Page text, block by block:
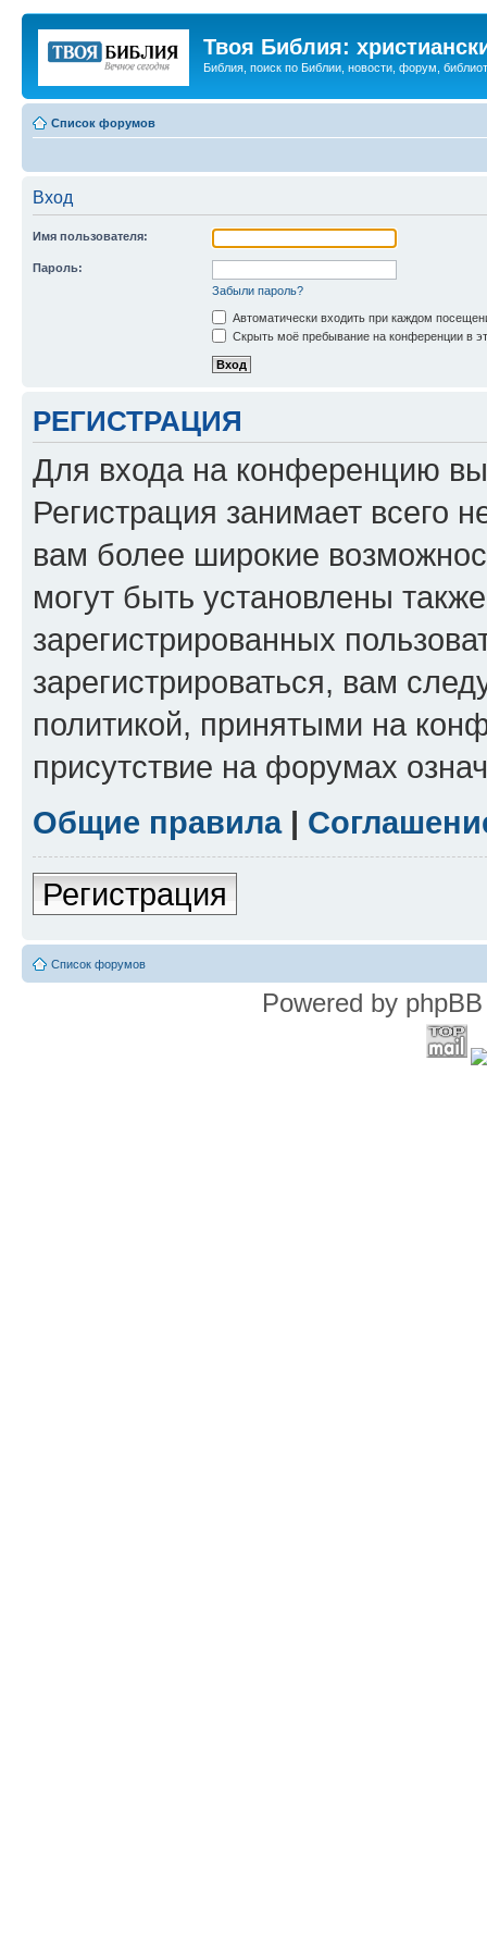
Твоя Библия:
Библия, поиск по Библии, новости, форум,
Список форумов
Вход
Имя пользователя:
Пароль:
Забыли пароль?
Автоматически входить при каждом
Скрыть моё пребывание на конференции в
РЕГИСТРАЦИЯ
Для входа на конференцию
Регистрация занимает всего
вам более широкие
могут быть установлены
зарегистрированных
зарегистрироваться, вам
политикой, принятыми на
присутствие на форумах
Общие правила|
Регистрация
Список форумов
Powered by